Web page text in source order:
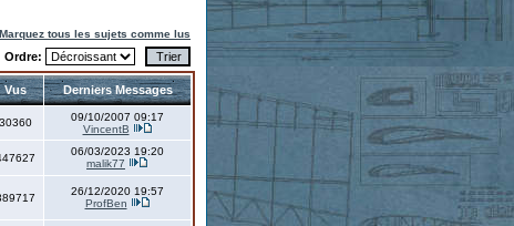
Marquez tous les sujets comme lus
Ordre:
Vus Derniers Messages
30360
09/10/2007 09:17
VincentB
06/03/2023 19:20
malik77
26/12/2020 19:57
ProfBen